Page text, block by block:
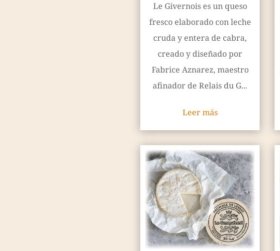
Le Givernois es un queso
fresco elaborado con leche
cruda y entera de cabra,
creado y diseñado por
Fabrice Aznarez, maestro
afinador de Relais du G...
Leer más